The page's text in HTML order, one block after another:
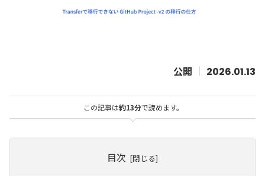
2026.01.13
この記事は約13分で読めます。
目次